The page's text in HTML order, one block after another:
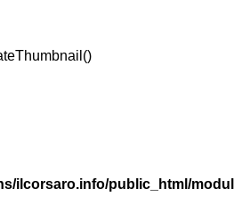
ilcorsaro.info/public_html/